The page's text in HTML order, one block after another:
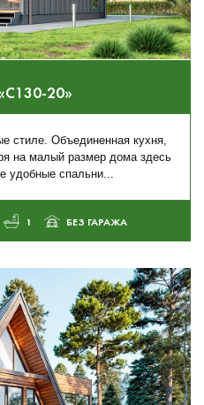
20»
стиле. Объединенная кухня,
на малый размер дома здесь
удобные спальни...
1 БЕЗ ГАРАЖА